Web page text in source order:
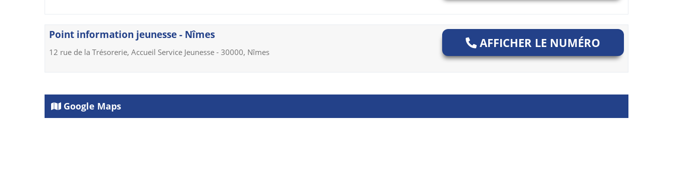
Point information jeunesse - Nîmes
12 rue de la Trésorerie, Accueil Service Jeunesse - 30000, Nîmes
AFFICHER LE NUMÉRO
Google Maps